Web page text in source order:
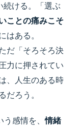
続ける。「選ぶ
ことの痛みこそ
はある。
だ「そろそろ決
力に押されてい
、人生のある時
だろう。
う感情を、情緒